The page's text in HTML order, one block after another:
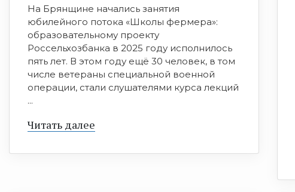
На Брянщине начались занятия
юбилейного потока «Школы фермера»:
образовательному проекту
Россельхозбанка в 2025 году исполнилось
пять лет. В этом году ещё 30 человек, в том
числе ветераны специальной военной
операции, стали слушателями курса лекций
...
Читать далее